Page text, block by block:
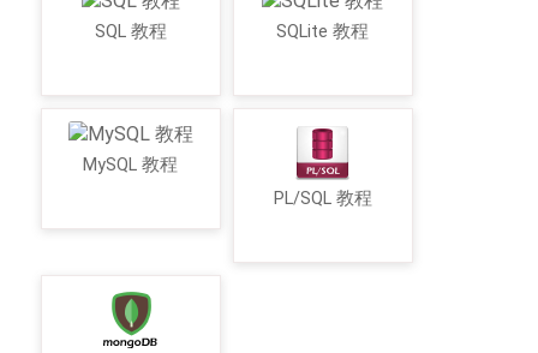
SQL 教程 SQLite 教程
MySQL 教程
PL/SQL 教程